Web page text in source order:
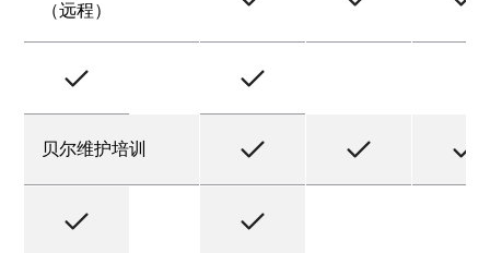
（远程）
贝尔维护培训